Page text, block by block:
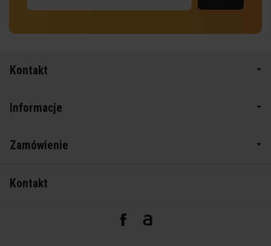
Kontakt
Informacje
Zamówienie
Kontakt